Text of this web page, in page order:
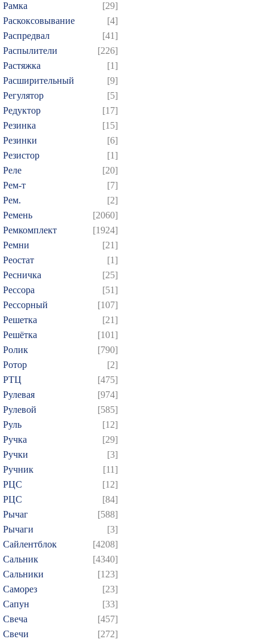
Рамка
[29]
Раскоксовывание
[4]
Распредвал
[41]
Распылители
[226]
Растяжка
[1]
Расширительный
[9]
Регулятор
[5]
Редуктор
[17]
Резинка
[15]
Резинки
[6]
Резистор
[1]
Реле
[20]
Рем-т
[7]
Рем.
[2]
Ремень
[2060]
Ремкомплект
[1924]
Ремни
[21]
Реостат
[1]
Ресничка
[25]
Рессора
[51]
Рессорный
[107]
Решетка
[21]
Решётка
[101]
Ролик
[790]
Ротор
[2]
РТЦ
[475]
Рулевая
[974]
Рулевой
[585]
Руль
[12]
Ручка
[29]
Ручки
[3]
Ручник
[11]
РЦC
[12]
РЦС
[84]
Рычаг
[588]
Рычаги
[3]
Сайлентблок
[4208]
Сальник
[4340]
Сальники
[123]
Саморез
[23]
Сапун
[33]
Свеча
[457]
Свечи
[272]